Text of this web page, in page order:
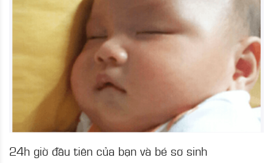
24h giờ đầu tiên của bạn và bé sơ sinh